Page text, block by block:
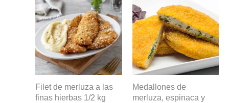
cantidad
Filet de merluza a las
finas hierbas 1/2 kg
Medallones de
merluza, espinaca y